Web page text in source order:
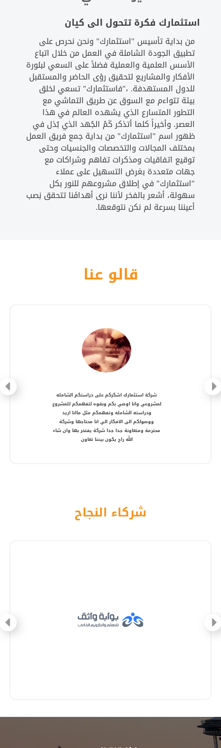
استثمارك فكرة تتحول الى كيان
من بداية تأسيس "استثمارك" ونحن نحرص على
تطبيق الجودة الشاملة في العمل من خلال اتباع
الأسس العلمية والعملية فضلاً على السعي لبلورة
الأفكار والمشاريع لتحقيق رؤى الحاضر والمستقبل
للدول المستهدفة. ،"فاستثمارك" تسعي لخلق
بيئة تتواءم مع السوق عن طريق التماشي مع
التطور المتسارع الذي يشهده العالم في هذا
العصر. وأخيراً كلما أتذكر كَمْ الجُهد الذي بُذل في
ظهور اسم "استثمارك" من بداية جمع فريق العمل
بمختلف المجالات والتخصصات والجنسيات وحتى
توقيع اتفاقيات ومذكرات تفاهم وشراكات مع
جهات متعددة بغرض التسهيل على عملاء
"استثمارك" في إطلاق مشروعهم للنور بكل
سهولة، أشعر بالفخر لأننا نرى أهدافَنا تتحقق نِصب
أعيننا بسرعة لم نكن نتوقعها.
قالو عنا
شركة متعاونة، انصح بالتعامل معها ، شكرا أستاذ
أمير
شركاء النجاح